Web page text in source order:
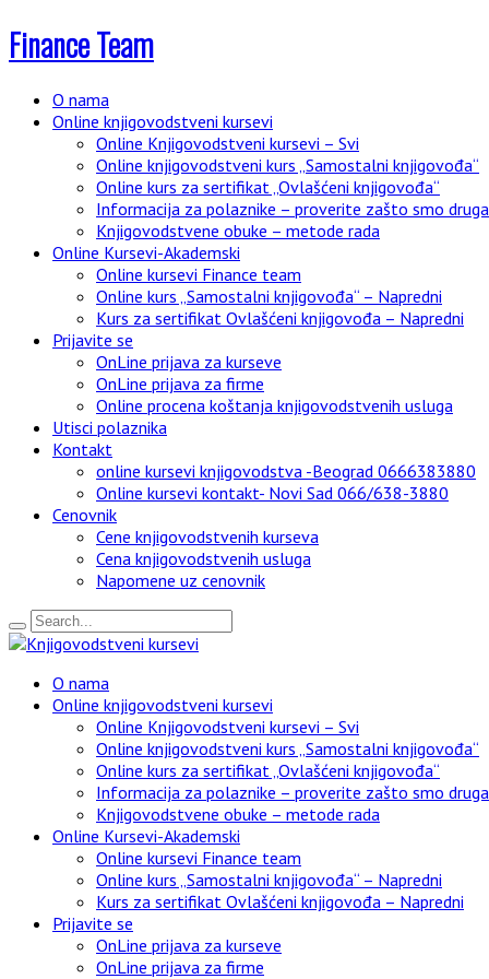
Finance Team
O nama
Online knjigovodstveni kursevi
Online Knjigovodstveni kursevi – Svi
Online knjigovodstveni kurs „Samostalni knjigovođa“
Online kurs za sertifikat „Ovlašćeni knjigovođa“
Informacija za polaznike – proverite zašto smo
Knjigovodstvene obuke – metode rada
Online Kursevi-Akademski
Online kursevi Finance team
Online kurs „Samostalni knjigovođa“ – Napredni
Kurs za sertifikat Ovlašćeni knjigovođa – Napredni
Prijavite se
OnLine prijava za kurseve
OnLine prijava za firme
Online procena koštanja knjigovodstvenih usluga
Utisci polaznika
Kontakt
online kursevi knjigovodstva -Beograd 0666383880
Online kursevi kontakt- Novi Sad 066/638-3880
Cenovnik
Cene knjigovodstvenih kurseva
Cena knjigovodstvenih usluga
Napomene uz cenovnik
O nama
Online knjigovodstveni kursevi
Online Knjigovodstveni kursevi – Svi
Online knjigovodstveni kurs „Samostalni knjigovođa“
Online kurs za sertifikat „Ovlašćeni knjigovođa“
Informacija za polaznike – proverite zašto smo
Knjigovodstvene obuke – metode rada
Online Kursevi-Akademski
Online kursevi Finance team
Online kurs „Samostalni knjigovođa“ – Napredni
Kurs za sertifikat Ovlašćeni knjigovođa – Napredni
Prijavite se
OnLine prijava za kurseve
OnLine prijava za firme